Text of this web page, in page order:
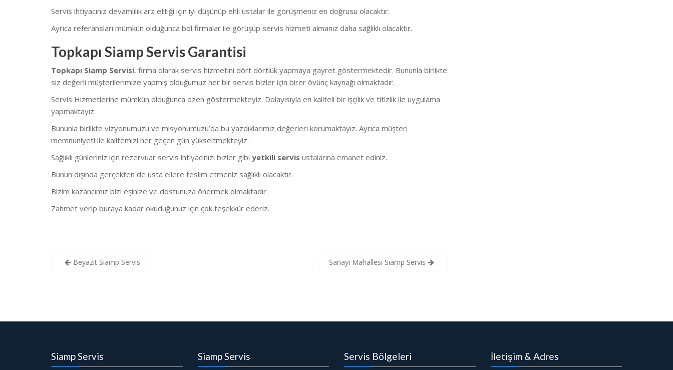
Servis ihtiyacınız devamlılık arz ettiği için iyi düşünüp ehli ustalar ile görüşmeniz en doğrusu olacaktır.
Ayrıca referansları mümkün olduğunca bol firmalar ile görüşüp servis hizmeti almanız daha sağlıklı olacaktır.
Topkapı Siamp Servis Garantisi
Topkapı Siamp Servisi, firma olarak servis hizmetini dört dörtlük yapmaya gayret göstermektedir. Bununla birlikte
siz değerli müşterilerimize yapmış olduğumuz her bir servis bizler için birer övünç kaynağı olmaktadır.
Servis Hizmetlerine mümkün olduğunca özen göstermekteyiz. Dolayısıyla en kaliteli bir işçilik ve titizlik ile uygulama
yapmaktayız.
Bununla birlikte vizyonumuzu ve misyonumuzu’da bu yazdıklarımız değerleri korumaktayız. Ayrıca müşteri
memnuniyeti ile kalitemizi her geçen gün yükseltmekteyiz.
Sağlıklı günleriniz için rezervuar servis ihtiyacınızı bizler gibi yetkili servis ustalarına emanet ediniz.
Bunun dışında gerçekten de usta ellere teslim etmeniz sağlıklı olacaktır.
Bizim kazancımız bizi eşinize ve dostunuza önermek olmaktadır.
Zahmet verip buraya kadar okuduğunuz için çok teşekkür ederiz.
YazıBeyazıt Siamp Servis Sanayi Mahallesi Siamp Servis
Siamp Servis Siamp Servis Servis Bölgeleri İletişim & Adres